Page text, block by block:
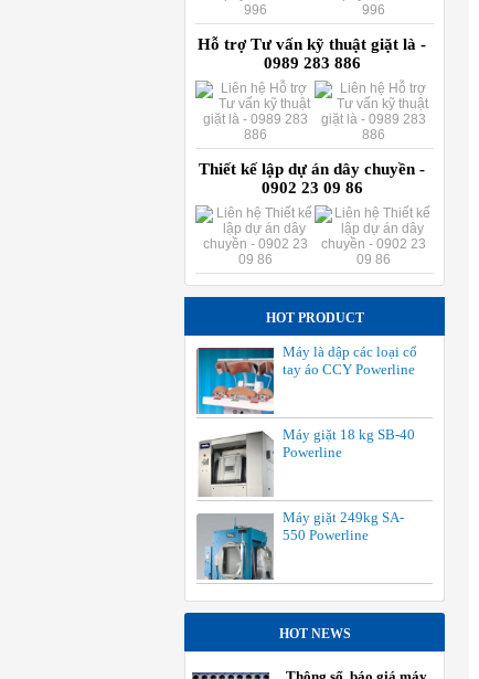
Hỗ trợ Tư vấn kỹ thuật giặt là -
0989 283 886
Thiết kế lập dự án dây chuyền -
0902 23 09 86
HOT PRODUCT
Máy là dập các loại cổ
tay áo CCY Powerline
Máy giặt 18 kg SB-40
Powerline
Máy giặt 249kg SA-
550 Powerline
HOT NEWS